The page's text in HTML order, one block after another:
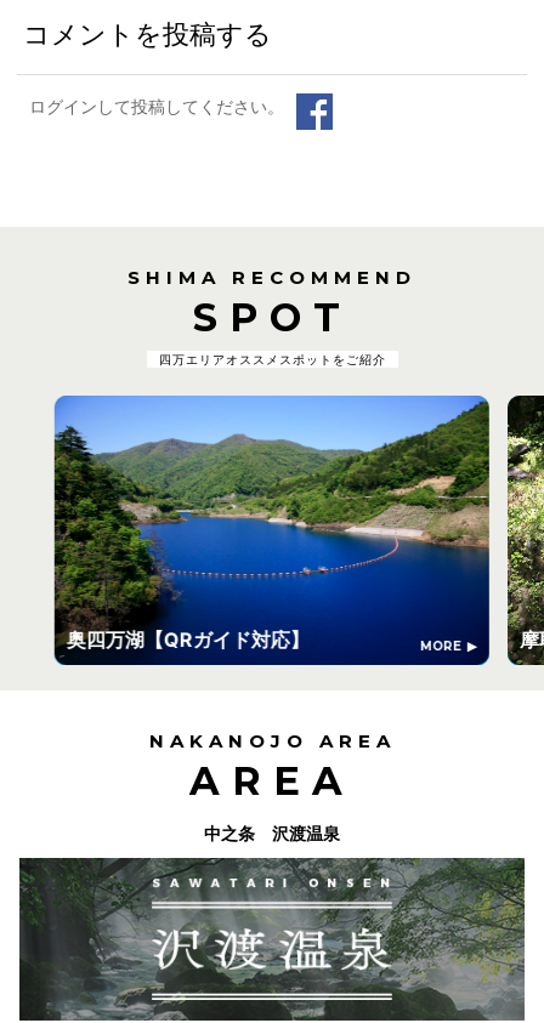
コメントを投稿する
ログインして投稿してください。
SHIMA RECOMMEND
SPOT
四万エリアオススメスポットをご紹介
奥四万湖【QRガイド対応】 MORE 摩
NAKANOJO AREA
AREA
中之条 沢渡温泉